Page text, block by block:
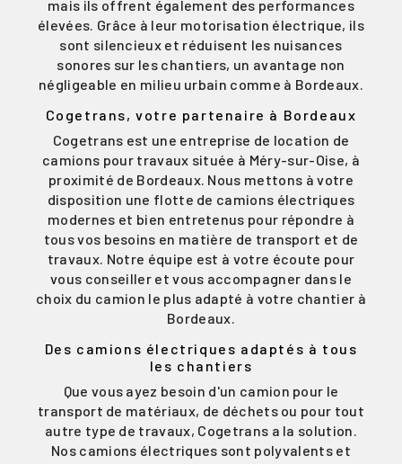
mais ils offrent également des performances
élevées. Grâce à leur motorisation électrique, ils
sont silencieux et réduisent les nuisances
sonores sur les chantiers, un avantage non
négligeable en milieu urbain comme à Bordeaux.
Cogetrans, votre partenaire à Bordeaux
Cogetrans est une entreprise de location de
camions pour travaux située à Méry-sur-Oise, à
proximité de Bordeaux. Nous mettons à votre
disposition une flotte de camions électriques
modernes et bien entretenus pour répondre à
tous vos besoins en matière de transport et de
travaux. Notre équipe est à votre écoute pour
vous conseiller et vous accompagner dans le
choix du camion le plus adapté à votre chantier à
Bordeaux.
Des camions électriques adaptés à tous
les chantiers
Que vous ayez besoin d'un camion pour le
transport de matériaux, de déchets ou pour tout
autre type de travaux, Cogetrans a la solution.
Nos camions électriques sont polyvalents et